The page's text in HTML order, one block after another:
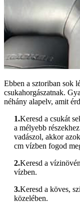
Ebben a sztoriban sok
csukahorgászatnak.
néhány alapelv, amit
1.Keresd a csukát
a mélyebb
vadászol, akkor
cm vízben fogod
2.Keresd a
vízben.
3.Keresd a köves,
közelében.